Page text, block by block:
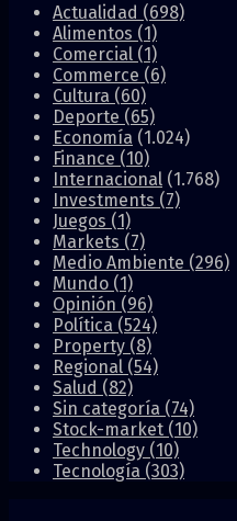
Actualidad (698)
Alimentos (1)
Comercial (1)
Commerce (6)
Cultura (60)
Deporte (65)
Economía (1.024)
Finance (10)
Internacional (1.768)
Investments (7)
Juegos (1)
Markets (7)
Medio Ambiente (296)
Mundo (1)
Opinión (96)
Política (524)
Property (8)
Regional (54)
Salud (82)
Sin categoría (74)
Stock-market (10)
Technology (10)
Tecnología (303)